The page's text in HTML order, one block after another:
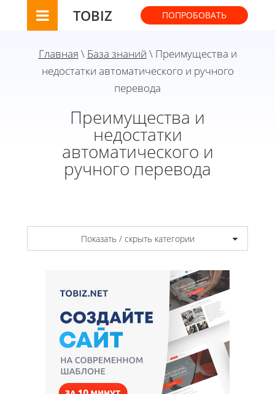
TOBIZ ПОПРОБОВАТЬ
Главная \ База знаний \ Преимущества и
недостатки автоматического и ручного
перевода
Преимущества и
недостатки
автоматического и
ручного перевода
Показать / скрыть категории